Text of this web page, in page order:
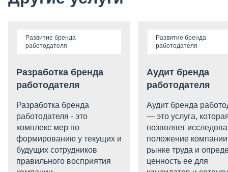
Развитие бренда
работодателя
Разработка бренда
работодателя
Разработка бренда
работодателя - это
комплекс мер по
формированию у текущих и
будущих сотрудников
правильного восприятия
Развитие бренда
работодателя
Аудит бренда
работодателя
Аудит бренда
— это услуга,
позволяет
положение
рынке труда и
ценность ее для